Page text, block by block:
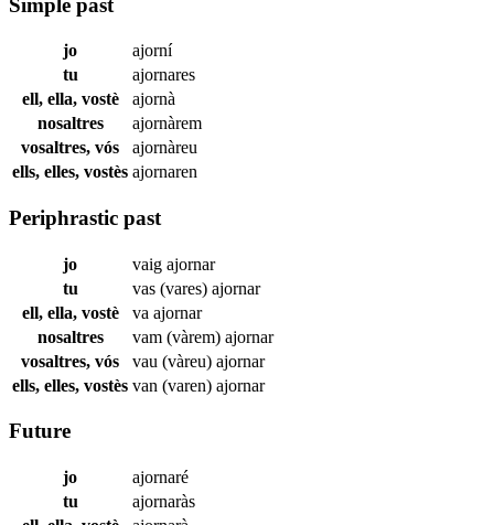
jo
ajorní
tu
ajornares
ell, ella, vostè
ajornà
nosaltres
ajornàrem
vosaltres, vós
ajornàreu
ells, elles, vostès ajornaren
Periphrastic past
jo vaig ajornar
tu
vas (vares) ajornar
ell, ella, vostè
va ajornar
nosaltres
vam (vàrem) ajornar
vosaltres, vós
vau (vàreu) ajornar
ells, elles, vostès van (varen) ajornar
Future
jo
ajornaré
tu
ajornaràs